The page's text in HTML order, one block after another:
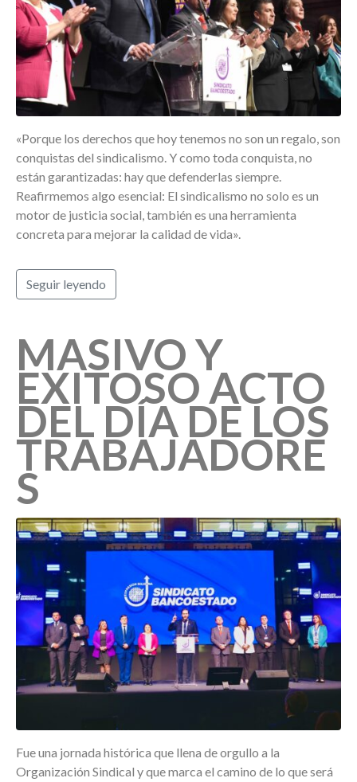
«Porque los derechos que hoy tenemos no son un regalo, son
conquistas del sindicalismo. Y como toda conquista, no
están garantizadas: hay que defenderlas siempre.
Reafirmemos algo esencial: El sindicalismo no solo es un
motor de justicia social, también es una herramienta
concreta para mejorar la calidad de vida».
Seguir leyendo
MASIVO Y
EXITOSO ACTO
DEL DÍA DE LOS
TRABAJADORE
S
Fue una jornada histórica que llena de orgullo a la
Organización Sindical y que marca el camino de lo que será